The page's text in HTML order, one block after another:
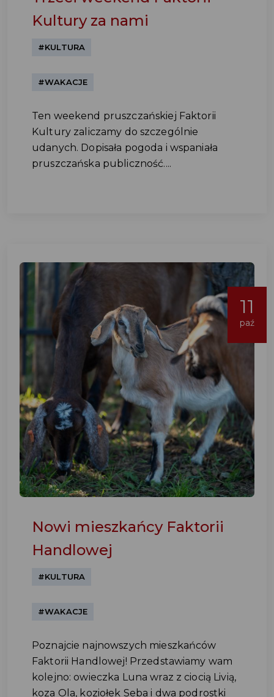
Kultury za nami
#KULTURA
#WAKACJE
Ten weekend pruszczańskiej Faktorii
Kultury zaliczamy do szczególnie
udanych. Dopisała pogoda i wspaniała
pruszczańska publiczność....
11
paź
Nowi mieszkańcy Faktorii
Handlowej
#KULTURA
#WAKACJE
Poznajcie najnowszych mieszkańców
Faktorii Handlowej! Przedstawiamy wam
kolejno: owieczka Luna wraz z ciocią Livią,
koza Ola, koziołek Seba i dwa podrostki